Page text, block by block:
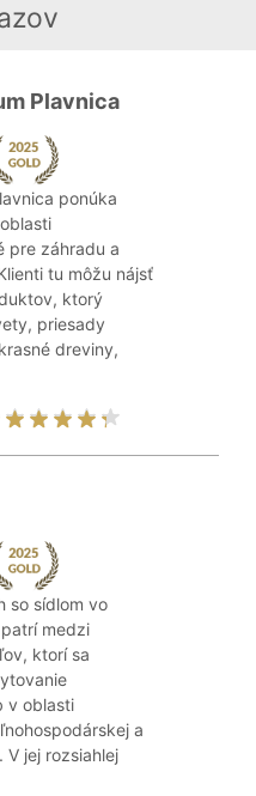
Plavnica
ponúka
pre záhradu a
tu môžu nájsť
ktorý
priesady
dreviny,
so sídlom vo
medzi
ktorí sa
v oblasti
a
V jej rozsiahlej